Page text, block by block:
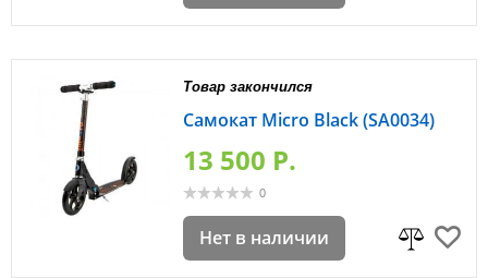
Товар закончился
Самокат Micro Black (SA0034)
13 500 P.
0
Нет в наличии